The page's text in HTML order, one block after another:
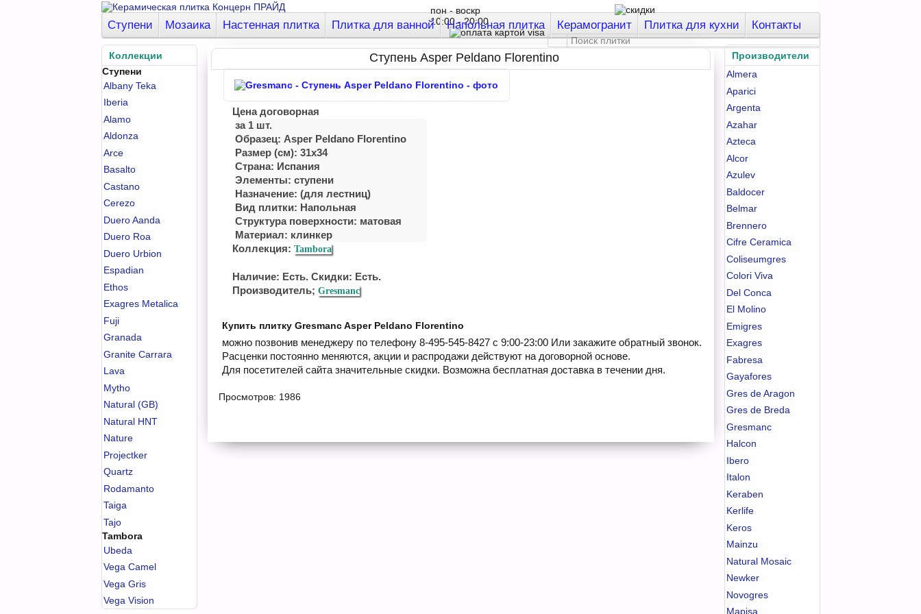
пон - воскр
10:00 - 20:00
Ступени Мозаика Настенная плитка Плитка для ванной Напольная плитка Керамогранит Плитка для кухни Контакты
Коллекции
Ступени
Albany Teka
Iberia
Alamo
Aldonza
Arce
Basalto
Castano
Cerezo
Duero Aanda
Duero Roa
Duero Urbion
Espadian
Ethos
Exagres Metalica
Fuji
Granada
Granite Carrara
Lava
Mytho
Natural (GB)
Natural HNT
Nature
Projectker
Quartz
Rodamanto
Taiga
Tajo
Tambora
Ubeda
Vega Camel
Vega Gris
Vega Vision
Производители
Almera
Aparici
Argenta
Azahar
Azteca
Alcor
Azulev
Baldocer
Belmar
Brennero
Cifre Ceramica
Coliseumgres
Colori Viva
Del Conca
El Molino
Emigres
Exagres
Fabresa
Gayafores
Gres de Aragon
Gres de Breda
Gresmanc
Halcon
Ibero
Italon
Keraben
Kerlife
Keros
Mainzu
Natural Mosaic
Newker
Novogres
Mapisa
Ступень Asper Peldano Florentino
Цена договорная
за 1 шт.
Образец: Asper Peldano Florentino
Размер (см): 31x34
Страна: Испания
Элементы: ступени
Назначение: (для лестниц)
Вид плитки: Напольная
Структура поверхности: матовая
Материал: клинкер
Коллекция: Tambora
Наличие: Есть. Скидки: Есть.
Производитель; Gresmanc
Купить плитку Gresmanc Asper Peldano Florentino
можно позвонив менеджеру по телефону 8-495-545-8427 с 9:00-23:00 Или закажите обратный звонок.
Расценки постоянно меняются, акции и распродажи действуют на договорной основе.
Для посетителей сайта значительные скидки. Возможна бесплатная доставка в течении дня.
Просмотров: 1986